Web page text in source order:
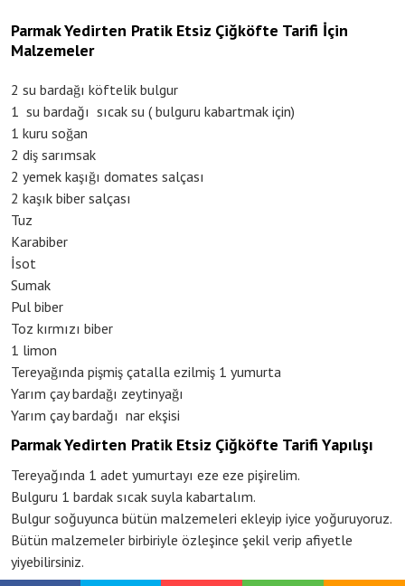
Parmak Yedirten Pratik Etsiz Çiğköfte Tarifi İçin
Malzemeler
2 su bardağı köftelik bulgur
1 su bardağı sıcak su ( bulguru kabartmak için)
1 kuru soğan
2 diş sarımsak
2 yemek kaşığı domates salçası
2 kaşık biber salçası
Tuz
Karabiber
İsot
Sumak
Pul biber
Toz kırmızı biber
1 limon
Tereyağında pişmiş çatalla ezilmiş 1 yumurta
Yarım çay bardağı zeytinyağı
Yarım çay bardağı nar ekşisi
Parmak Yedirten Pratik Etsiz Çiğköfte Tarifi Yapılışı
Tereyağında 1 adet yumurtayı eze eze pişirelim.
Bulguru 1 bardak sıcak suyla kabartalım.
Bulgur soğuyunca bütün malzemeleri ekleyip iyice yoğuruyoruz.
Bütün malzemeler birbiriyle özleşince şekil verip afiyetle
yiyebilirsiniz.